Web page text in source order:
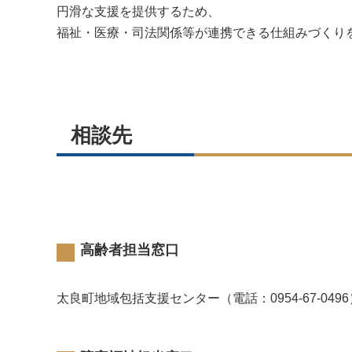
円滑な支援を提供するため、
福祉・医療・司法関係等が連携できる仕組みづくり
相談先
高齢者担当窓口
太良町地域包括支援センター（電話：0954-67-0496